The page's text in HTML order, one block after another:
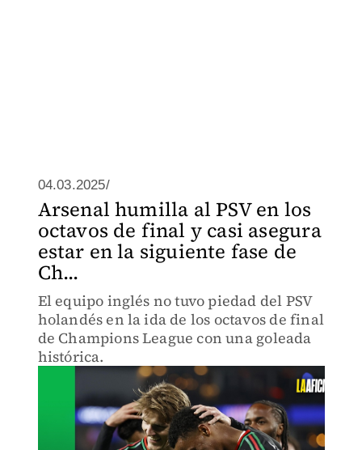
04.03.2025/
Arsenal humilla al PSV en los
octavos de final y casi asegura
estar en la siguiente fase de
Ch...
El equipo inglés no tuvo piedad del PSV
holandés en la ida de los octavos de final
de Champions League con una goleada
histórica.